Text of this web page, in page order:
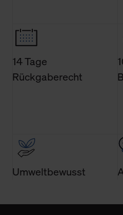
Technologien sowie die
finden Sie in unserer
14 Tage
Rückgaberecht
Umweltbewusst